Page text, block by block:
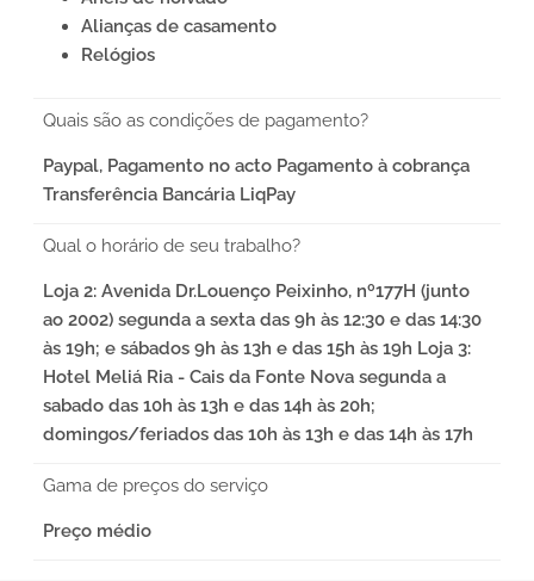
Alianças de casamento
Relógios
Quais são as condições de pagamento?
Paypal, Pagamento no acto Pagamento à cobrança
Transferência Bancária LiqPay
Qual o horário de seu trabalho?
Loja 2: Avenida Dr.Louenço Peixinho, nº177H (junto
ao 2002) segunda a sexta das 9h às 12:30 e das 14:30
às 19h; e sábados 9h às 13h e das 15h às 19h Loja 3:
Hotel Meliá Ria - Cais da Fonte Nova segunda a
sabado das 10h às 13h e das 14h às 20h;
domingos/feriados das 10h às 13h e das 14h às 17h
Gama de preços do serviço
Preço médio